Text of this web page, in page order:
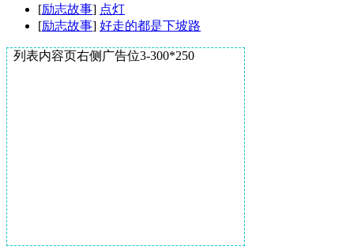
[励志故事] 点灯
[励志故事] 好走的都是下坡路
列表内容页右侧广告位3-300*250